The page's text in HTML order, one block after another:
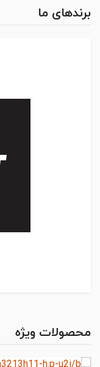
برندهای ما
محصولات ویژه